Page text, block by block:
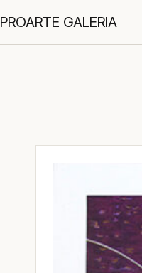
PROARTE GALERIA